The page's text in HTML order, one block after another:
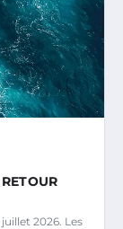
2026. Les